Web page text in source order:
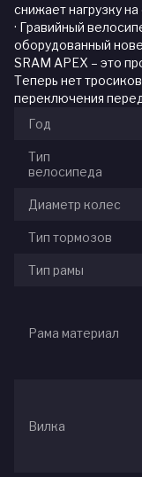
снижает нагрузку на
· Гравийный
оборудованный
SRAM APEX – это
Теперь нет
переключения
Год
Тип
велосипеда
Диаметр колес
Тип тормозов
Тип рамы
Рама материал
Вилка